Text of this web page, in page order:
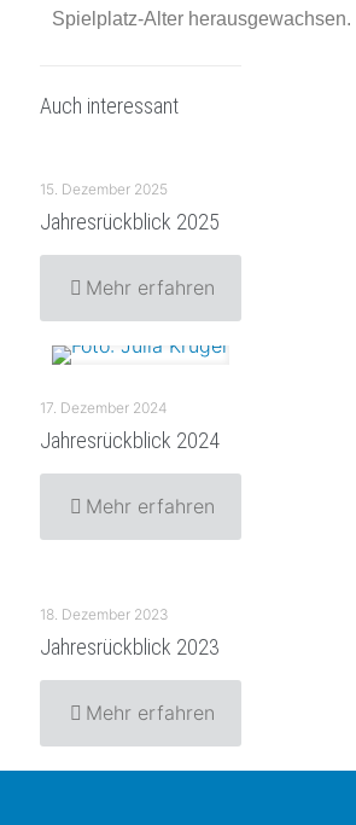
Spielplatz-Alter herausgewachsen.
Auch interessant
15. Dezember 2025
Jahresrückblick 2025
Mehr erfahren
17. Dezember 2024
Jahresrückblick 2024
Mehr erfahren
18. Dezember 2023
Jahresrückblick 2023
Mehr erfahren